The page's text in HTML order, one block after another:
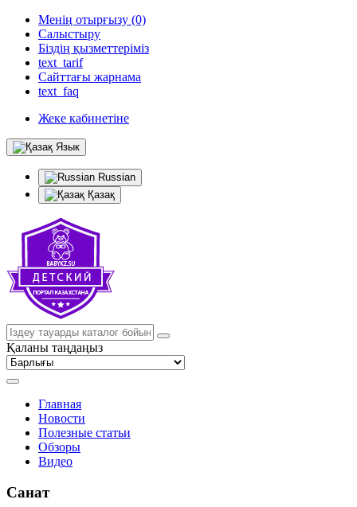
Менің отырғызу (0)
Салыстыру
Біздің қызметтеріміз
text_tarif
Сайттағы жарнама
text_faq
Жеке кабинетіне
Язык
Russian
Қазақ
Қаланы таңдаңыз
Главная
Новости
Полезные статьи
Обзоры
Видео
Санат